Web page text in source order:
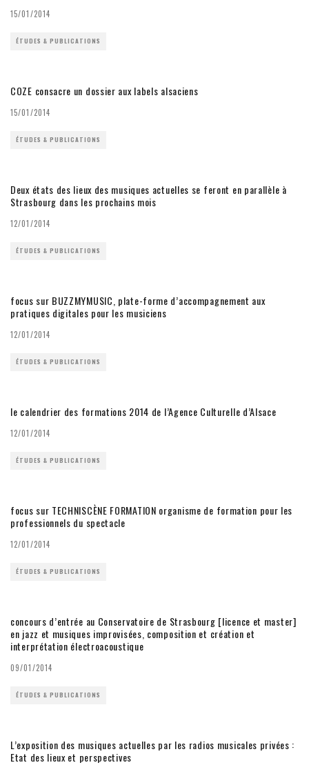
15/01/2014
ÉTUDES & PUBLICATIONS
COZE consacre un dossier aux labels alsaciens
15/01/2014
ÉTUDES & PUBLICATIONS
Deux états des lieux des musiques actuelles se feront en parallèle à
Strasbourg dans les prochains mois
12/01/2014
ÉTUDES & PUBLICATIONS
focus sur BUZZMYMUSIC, plate-forme d’accompagnement aux
pratiques digitales pour les musiciens
12/01/2014
ÉTUDES & PUBLICATIONS
le calendrier des formations 2014 de l’Agence Culturelle d’Alsace
12/01/2014
ÉTUDES & PUBLICATIONS
focus sur TECHNISCÈNE FORMATION organisme de formation pour les
professionnels du spectacle
12/01/2014
ÉTUDES & PUBLICATIONS
concours d’entrée au Conservatoire de Strasbourg [licence et master]
en jazz et musiques improvisées, composition et création et
interprétation électroacoustique
09/01/2014
ÉTUDES & PUBLICATIONS
L’exposition des musiques actuelles par les radios musicales privées :
Etat des lieux et perspectives